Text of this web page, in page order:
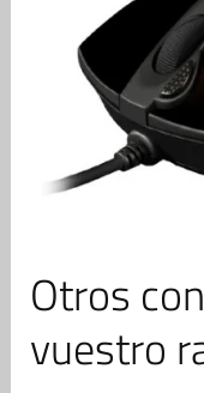
Otros
vuestro